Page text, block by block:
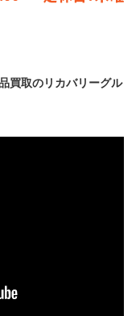
買取のリカバリーグル